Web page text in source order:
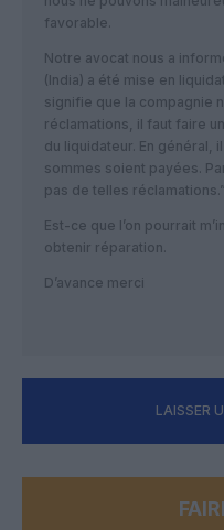
favorable.
Notre avocat nous a
(India) a été mise en
signifie que la compagnie
réclamations, il faut faire
du liquidateur. En général,
sommes soient payées.
pas de telles réclamations.”
Est-ce que l’on pourrait
obtenir réparation.
D’avance merci
LAISSER